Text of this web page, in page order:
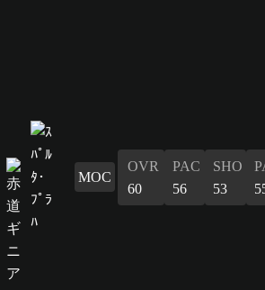
MOC
OVR
60
PAC
56
SHO
53